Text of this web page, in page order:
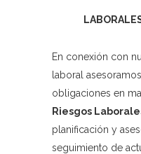
En conexión con
laboral
obligaciones en
Riesgos
planificación y
seguimiento de